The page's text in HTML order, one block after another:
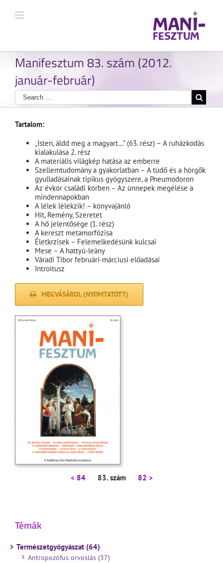
Manifesztum 83. szám (2012.
január-február)
Tartalom:
„Isten, áldd meg a magyart…” (63. rész) – A ruházkodás
kialakulása 2. rész
A materiális világkép hatása az emberre
Szellemtudomány a gyakorlatban – A tüdő és a hörgők
gyulladásainak tipikus gyógyszere, a Pneumodoron
Az évkör családi körben – Az ünnepek megélése a
mindennapokban
A lélek lélekzik! – könyvajánló
Hit, Remény, Szeretet
A hő jelentősége (1. rész)
A kereszt metamorfózisa
Életkrzisek – Felemelkedésünk kulcsai
Mese – A hattyú-leány
Váradi Tibor februári-márciusi előadásai
Introitusz
MEGVÁSÁROL (NYOMTATOTT)
< 8483. szám 82 >
Témák
Természetgyógyászat (64)
Antropozófus orvoslás (37)